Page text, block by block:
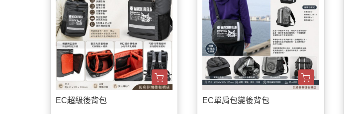
EC超級後背包 EC單肩包變後背包